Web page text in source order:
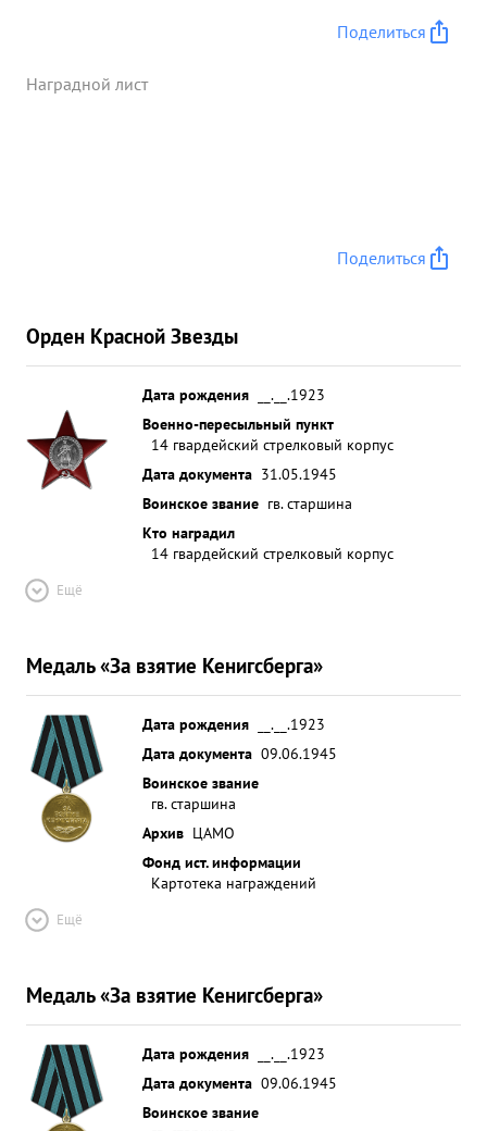
Поделиться
Наградной лист
Поделиться
Орден Красной Звезды
Дата рождения
__.__.1923
Военно-пересыльный пункт
14 гвардейский стрелковый корпус
Дата документа 31.05.1945
Воинское звание гв. старшина
Кто наградил
14 гвардейский стрелковый корпус
Ещё
Медаль «За взятие Кенигсберга»
Дата рождения
__.__.1923
Дата документа 09.06.1945
Воинское звание
гв. старшина
Архив ЦАМО
Фонд ист. информации
Картотека награждений
Ещё
Медаль «За взятие Кенигсберга»
Дата рождения
__.__.1923
Дата документа 09.06.1945
Воинское звание